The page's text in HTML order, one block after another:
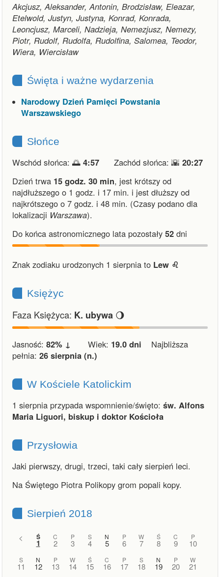
Akcjusz, Aleksander, Antonin, Brodzisław, Eleazar,
Etelwold, Justyn, Justyna, Konrad, Konrada,
Leoncjusz, Marceli, Nadzieja, Nemezjusz, Nemezy,
Piotr, Rudolf, Rudolfa, Rudolfina, Salomea, Teodor,
Wiera, Wiercisław
Święta i ważne wydarzenia
Narodowy Dzień Pamięci Powstania
Warszawskiego
Słońce
Wschód słońca: 🌅 4:57 Zachód słońca: 🌇 20:27
Dzień trwa 15 godz. 30 min, jest krótszy od
najdłuższego o 1 godz. i 17 min. i jest dłuższy od
najkrótszego o 7 godz. i 48 min. (Czasy podano dla
lokalizacji Warszawa).
Do końca astronomicznego lata pozostały 52 dni
Znak zodiaku urodzonych 1 sierpnia to Lew ♌︎
Księżyc
Faza Księżyca: K. ubywa 🌖
Jasność: 82% ↓ Wiek: 19.0 dni Najbliższa
pełnia: 26 sierpnia (n.)
W Kościele Katolickim
1 sierpnia przypada wspomnienie/święto: św. Alfons
Maria Liguori, biskup i doktor Kościoła
Przysłowia
Jaki pierwszy, drugi, trzeci, taki cały sierpień leci.
Na Świętego Piotra Polikopy grom popali kopy.
Sierpień 2018
< Ś
1
C
2
P
3
S
4
N
5
P
6
W
7
Ś
8
C
9
P
10
S
11
N
12
P
13
W
14
Ś
15
C
16
P
17
S
18
N
19
P
20
W
21